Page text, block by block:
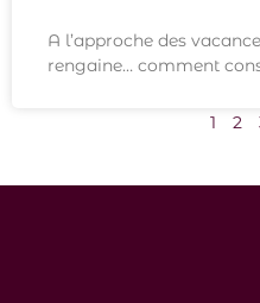
A l’approche des
rengaine… comment
1 2